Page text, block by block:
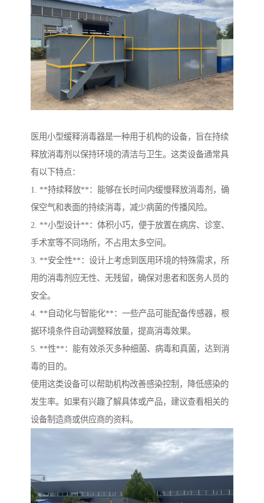
医用小型缓释消毒器是一种用于机构的设备，旨在持续
释放消毒剂以保持环境的清洁与卫生。这类设备通常具
有以下特点：
1. **持续释放**：能够在长时间内缓慢释放消毒剂，确
保空气和表面的持续消毒，减少病菌的传播风险。
2. **小型设计**：体积小巧，便于放置在病房、诊室、
手术室等不同场所，不占用太多空间。
3. **安全性**：设计上考虑到医用环境的特殊需求，所
用的消毒剂应无性、无残留，确保对患者和医务人员的
安全。
4. **自动化与智能化**：一些产品可能配备传感器，根
据环境条件自动调整释放量，提高消毒效果。
5. **性**：能有效杀灭多种细菌、病毒和真菌，达到消
毒的目的。
使用这类设备可以帮助机构改善感染控制，降低感染的
发生率。如果有兴趣了解具体或产品，建议查看相关的
设备制造商或供应商的资料。